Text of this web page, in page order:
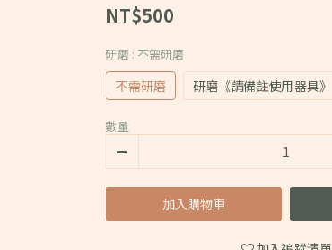
NT$500
研磨 : 不需研磨
不需研磨 研磨《請備註使用器具》
數量
加入購物車